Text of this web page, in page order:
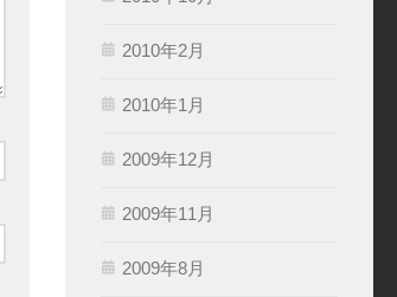
2010年2月
2010年1月
2009年12月
2009年11月
2009年8月